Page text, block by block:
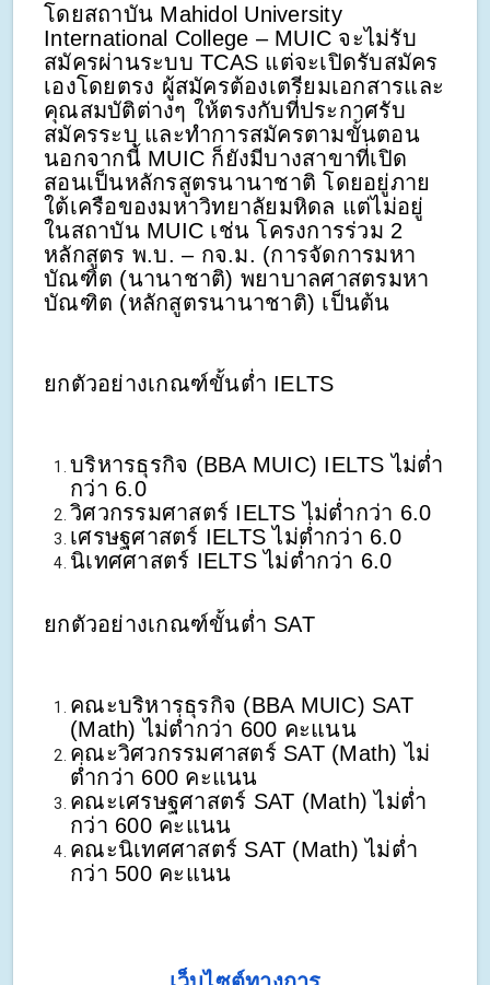
โดยสถาบัน Mahidol University
International College – MUIC จะไม่รับ
สมัครผ่านระบบ TCAS แต่จะเปิดรับสมัคร
เองโดยตรง ผู้สมัครต้องเตรียมเอกสารและ
คุณสมบัติต่างๆ ให้ตรงกับที่ประกาศรับ
สมัครระบุ และทำการสมัครตามขั้นตอน
นอกจากนี้ MUIC ก็ยังมีบางสาขาที่เปิด
สอนเป็นหลักรสูตรนานาชาติ โดยอยู่ภาย
ใต้เครือของมหาวิทยาลัยมหิดล แต่ไม่อยู่
ในสถาบัน MUIC เช่น โครงการร่วม 2
หลักสูตร พ.บ. – กจ.ม. (การจัดการมหา
บัณฑิต (นานาชาติ) พยาบาลศาสตรมหา
บัณฑิต (หลักสูตรนานาชาติ) เป็นต้น
ยกตัวอย่างเกณฑ์ขั้นต่ำ IELTS
บริหารธุรกิจ (BBA MUIC) IELTS ไม่ต่ำ
กว่า 6.0
วิศวกรรมศาสตร์ IELTS ไม่ต่ำกว่า 6.0
เศรษฐศาสตร์ IELTS ไม่ต่ำกว่า 6.0
นิเทศศาสตร์ IELTS ไม่ต่ำกว่า 6.0
ยกตัวอย่างเกณฑ์ขั้นต่ำ SAT
คณะบริหารธุรกิจ (BBA MUIC) SAT
(Math) ไม่ต่ำกว่า 600 คะแนน
คณะวิศวกรรมศาสตร์ SAT (Math) ไม่
ต่ำกว่า 600 คะแนน
คณะเศรษฐศาสตร์ SAT (Math) ไม่ต่ำ
กว่า 600 คะแนน
คณะนิเทศศาสตร์ SAT (Math) ไม่ต่ำ
กว่า 500 คะแนน